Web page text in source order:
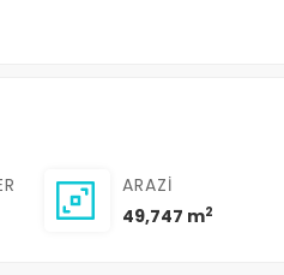
ARAZI
49,747 m2